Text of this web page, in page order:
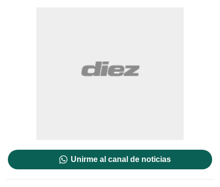
Unirme al canal de noticias